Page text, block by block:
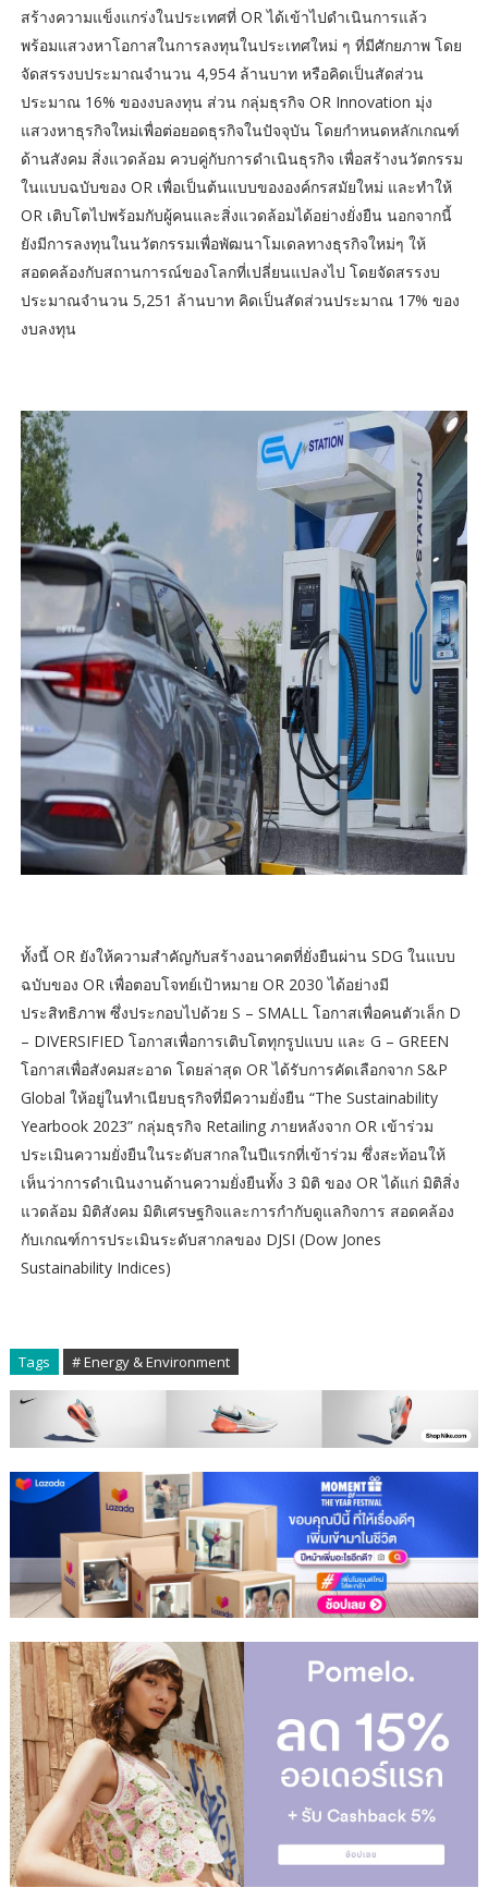
สร้างความแข็งแกร่งในประเทศที่ OR ได้เข้าไปดำเนินการแล้ว
พร้อมแสวงหาโอกาสในการลงทุนในประเทศใหม่ ๆ ที่มีศักยภาพ โดย
จัดสรรงบประมาณจำนวน 4,954 ล้านบาท หรือคิดเป็นสัดส่วน
ประมาณ 16% ของงบลงทุน ส่วน กลุ่มธุรกิจ OR Innovation มุ่ง
แสวงหาธุรกิจใหม่เพื่อต่อยอดธุรกิจในปัจจุบัน โดยกำหนดหลักเกณฑ์
ด้านสังคม สิ่งแวดล้อม ควบคู่กับการดำเนินธุรกิจ เพื่อสร้างนวัตกรรม
ในแบบฉบับของ OR เพื่อเป็นต้นแบบขององค์กรสมัยใหม่ และทำให้
OR เติบโตไปพร้อมกับผู้คนและสิ่งแวดล้อมได้อย่างยั่งยืน นอกจากนี้
ยังมีการลงทุนในนวัตกรรมเพื่อพัฒนาโมเดลทางธุรกิจใหม่ๆ ให้
สอดคล้องกับสถานการณ์ของโลกที่เปลี่ยนแปลงไป โดยจัดสรรงบ
ประมาณจำนวน 5,251 ล้านบาท คิดเป็นสัดส่วนประมาณ 17% ของ
งบลงทุน
ทั้งนี้ OR ยังให้ความสำคัญกับสร้างอนาคตที่ยั่งยืนผ่าน SDG ในแบบ
ฉบับของ OR เพื่อตอบโจทย์เป้าหมาย OR 2030 ได้อย่างมี
ประสิทธิภาพ ซึ่งประกอบไปด้วย S – SMALL โอกาสเพื่อคนตัวเล็ก D
– DIVERSIFIED โอกาสเพื่อการเติบโตทุกรูปแบบ และ G – GREEN
โอกาสเพื่อสังคมสะอาด โดยล่าสุด OR ได้รับการคัดเลือกจาก S&P
Global ให้อยู่ในทำเนียบธุรกิจที่มีความยั่งยืน “The Sustainability
Yearbook 2023” กลุ่มธุรกิจ Retailing ภายหลังจาก OR เข้าร่วม
ประเมินความยั่งยืนในระดับสากลในปีแรกที่เข้าร่วม ซึ่งสะท้อนให้
เห็นว่าการดำเนินงานด้านความยั่งยืนทั้ง 3 มิติ ของ OR ได้แก่ มิติสิ่ง
แวดล้อม มิติสังคม มิติเศรษฐกิจและการกำกับดูแลกิจการ สอดคล้อง
กับเกณฑ์การประเมินระดับสากลของ DJSI (Dow Jones
Sustainability Indices)
Tags # Energy & Environment